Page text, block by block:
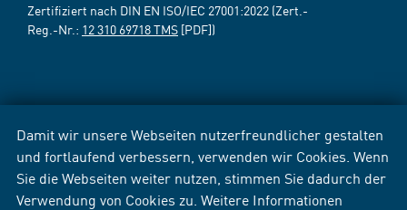
Damit wir unsere Webseiten nutzerfreundlicher gestalten
und fortlaufend verbessern, verwenden wir Cookies. Wenn
Sie die Webseiten weiter nutzen, stimmen Sie dadurch der
Verwendung von Cookies zu. Weitere Informationen
Zertifiziert nach DIN EN ISO/IEC 27001:2022 (Zert.-
Reg.-Nr.: 12 310 69718 TMS [PDF])